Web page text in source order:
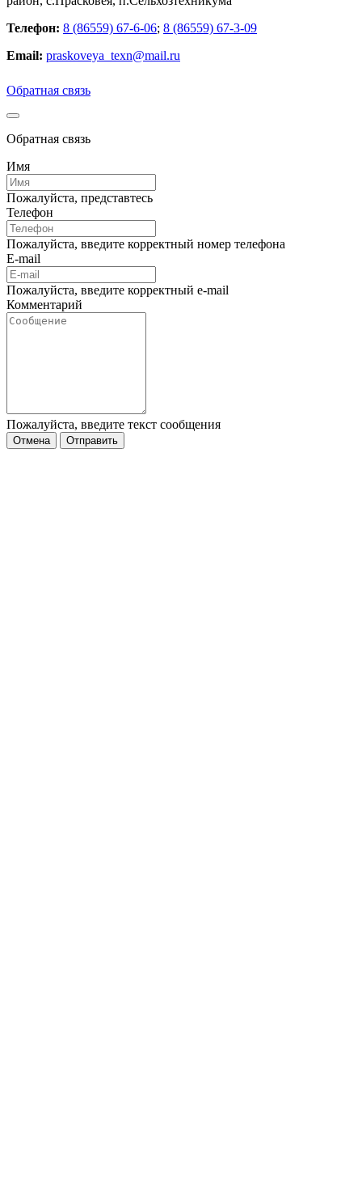
Телефон: 8 (86559) 67-6-06; 8 (86559) 67-3-09
Email: praskoveya_texn@mail.ru
Обратная связь
Обратная связь
Имя
Пожалуйста, представтесь
Телефон
Пожалуйста, введите корректный номер телефона
E-mail
Пожалуйста, введите корректный e-mail
Комментарий
Пожалуйста, введите текст сообщения
Отмена Отправить